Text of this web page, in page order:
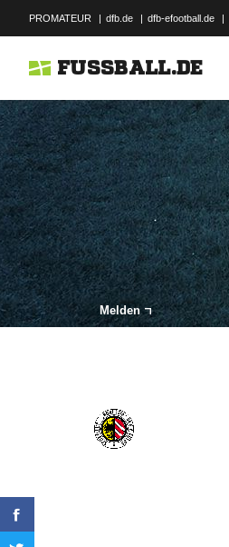
PROMATEUR | dfb.de | dfb-efootball.de |
FUSSBALL.DE
Melden